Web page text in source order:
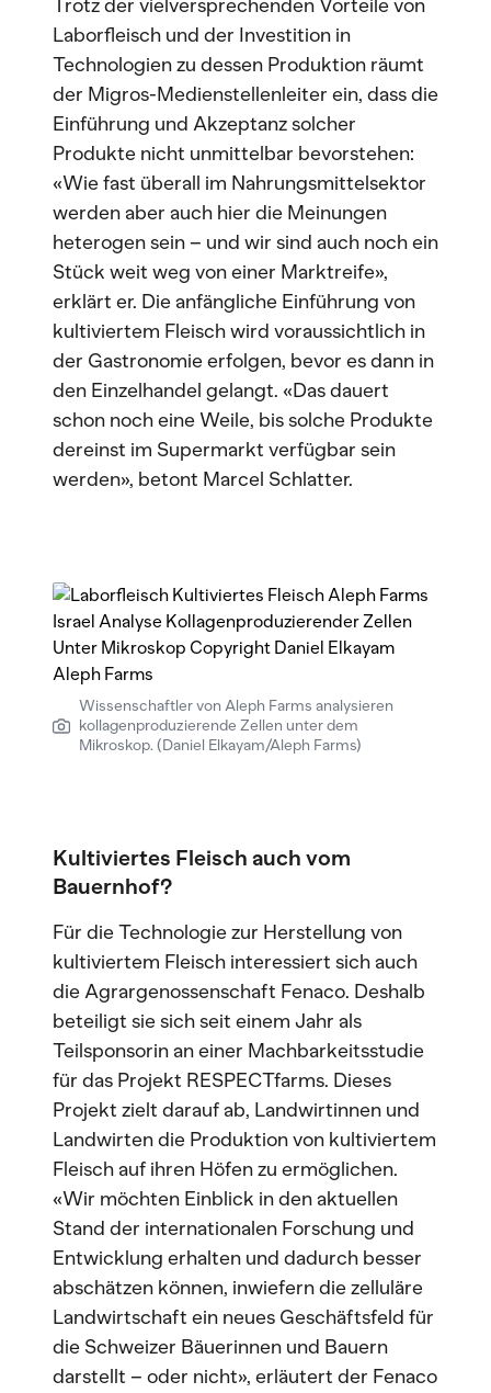
Trotz der vielversprechenden Vorteile von
Laborfleisch und der Investition in
Technologien zu dessen Produktion räumt
der Migros-Medienstellenleiter ein, dass die
Einführung und Akzeptanz solcher
Produkte nicht unmittelbar bevorstehen:
«Wie fast überall im Nahrungsmittelsektor
werden aber auch hier die Meinungen
heterogen sein – und wir sind auch noch ein
Stück weit weg von einer Marktreife»,
erklärt er. Die anfängliche Einführung von
kultiviertem Fleisch wird voraussichtlich in
der Gastronomie erfolgen, bevor es dann in
den Einzelhandel gelangt. «Das dauert
schon noch eine Weile, bis solche Produkte
dereinst im Supermarkt verfügbar sein
werden», betont Marcel Schlatter.
Wissenschaftler von Aleph Farms analysieren
kollagenproduzierende Zellen unter dem
Mikroskop. (Daniel Elkayam/Aleph Farms)
Kultiviertes Fleisch auch vom
Bauernhof?
Für die Technologie zur Herstellung von
kultiviertem Fleisch interessiert sich auch
die Agrargenossenschaft Fenaco. Deshalb
beteiligt sie sich seit einem Jahr als
Teilsponsorin an einer Machbarkeitsstudie
für das Projekt RESPECTfarms. Dieses
Projekt zielt darauf ab, Landwirtinnen und
Landwirten die Produktion von kultiviertem
Fleisch auf ihren Höfen zu ermöglichen.
«Wir möchten Einblick in den aktuellen
Stand der internationalen Forschung und
Entwicklung erhalten und dadurch besser
abschätzen können, inwiefern die zelluläre
Landwirtschaft ein neues Geschäftsfeld für
die Schweizer Bäuerinnen und Bauern
darstellt – oder nicht», erläutert der Fenaco